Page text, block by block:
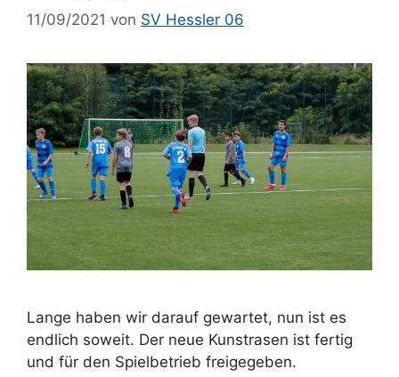
11/09/2021 von SV Hessler 06
Lange haben wir darauf gewartet, nun ist es
endlich soweit. Der neue Kunstrasen ist fertig
und für den Spielbetrieb freigegeben.